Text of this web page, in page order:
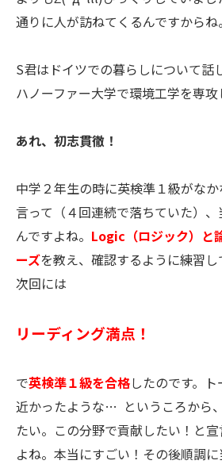
通りに人が訪ねてくるんですからね。
S君はドイツでの暮らしについて話
ハノーファー大学で環境工学を専
あれ、初志貫徹！
中学２年生の時に英検準１級がな
言って（４回連続で落ちていた）
んですよね。 Logic（ロジック）と
ーズを教え、確認するように練習
次回には
リーディング満点！
で英検準１級を合格したのです。
近かったような… というころから
たい。この分野で貢献したい！と
よね。本当にすごい！その後順調